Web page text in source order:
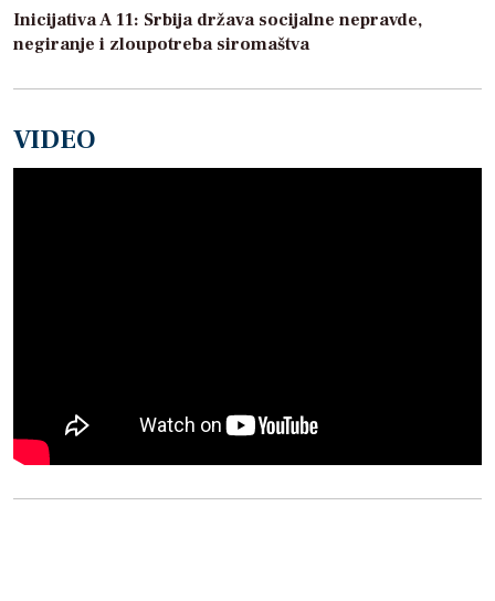
Inicijativa A 11: Srbija država socijalne nepravde,
negiranje i zloupotreba siromaštva
VIDEO